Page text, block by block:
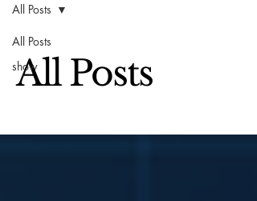
All Posts
show
All Posts
All Posts